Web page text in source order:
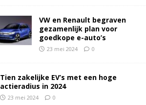
VW en Renault begraven
gezamenlijk plan voor
goedkope e-auto’s
23 mei 2024 0
Tien zakelijke EV’s met een hoge
actieradius in 2024
23 mei 2024 0